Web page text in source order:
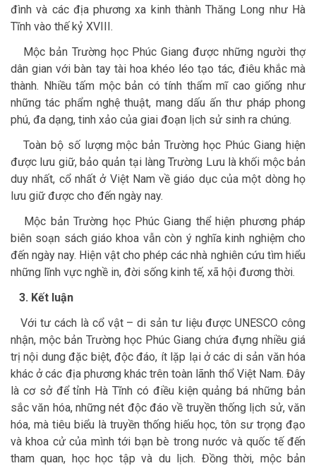
đình và các địa phương xa kinh thành Thăng Long như Hà
Tĩnh vào thế kỷ XVIII.
Mộc bản Trường học Phúc Giang được những người thợ
dân gian với bàn tay tài hoa khéo léo tạo tác, điêu khắc mà
thành. Nhiều tấm mộc bản có tính thẩm mĩ cao giống như
những tác phẩm nghệ thuật, mang dấu ấn thư pháp phong
phú, đa dạng, tinh xảo của giai đoạn lịch sử sinh ra chúng.
Toàn bộ số lượng mộc bản Trường học Phúc Giang hiện
được lưu giữ, bảo quản tại làng Trường Lưu là khối mộc bản
duy nhất, cổ nhất ở Việt Nam về giáo dục của một dòng họ
lưu giữ được cho đến ngày nay.
Mộc bản Trường học Phúc Giang thể hiện phương pháp
biên soạn sách giáo khoa vẫn còn ý nghĩa kinh nghiệm cho
đến ngày nay. Hiện vật cho phép các nhà nghiên cứu tìm hiểu
những lĩnh vực nghề in, đời sống kinh tế, xã hội đương thời.
3. Kết luận
Với tư cách là cổ vật – di sản tư liệu được UNESCO công
nhận, mộc bản Trường học Phúc Giang chứa đựng nhiều giá
trị nội dung đặc biệt, độc đáo, ít lặp lại ở các di sản văn hóa
khác ở các địa phương khác trên toàn lãnh thổ Việt Nam. Đây
là cơ sở để tỉnh Hà Tĩnh có điều kiện quảng bá những bản
sắc văn hóa, những nét độc đáo về truyền thống lịch sử, văn
hóa, mà tiêu biểu là truyền thống hiếu học, tôn sư trọng đạo
và khoa cử của mình tới bạn bè trong nước và quốc tế đến
tham quan, học học tập và du lịch. Đồng thời, mộc bản